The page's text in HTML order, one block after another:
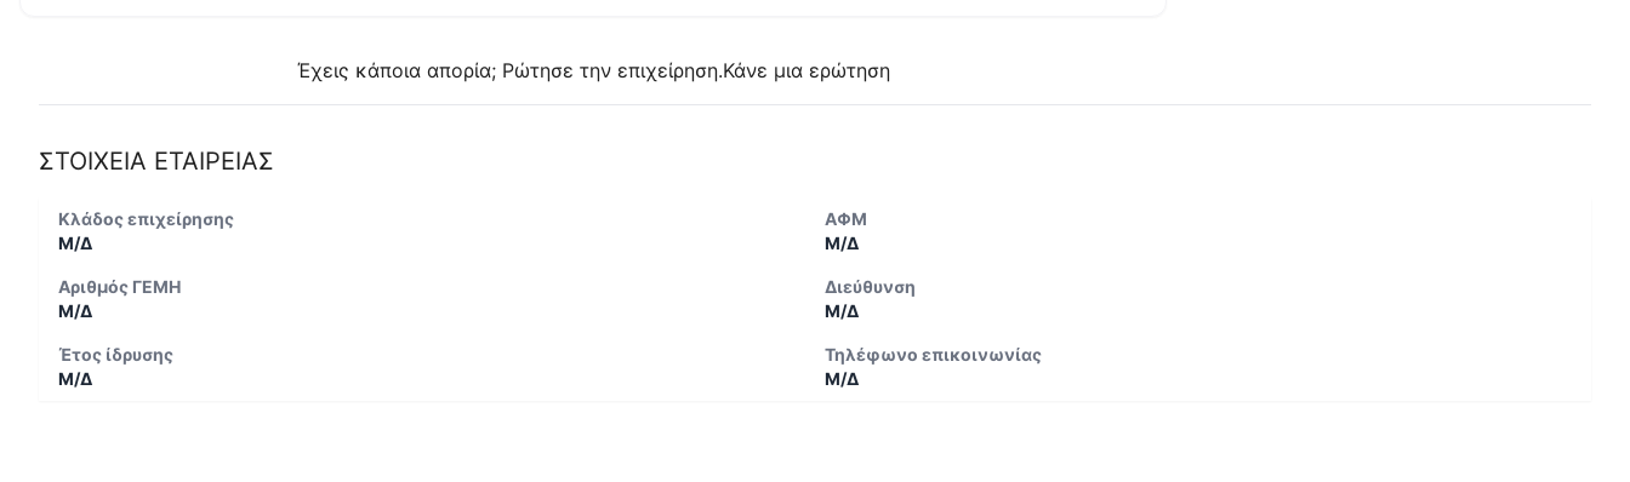
Έχεις κάποια απορία; Ρώτησε την επιχείρηση.Κάνε μια ερώτηση
ΣΤΟΙΧΕΙΑ ΕΤΑΙΡΕΙΑΣ
Κλάδος επιχείρησης
Μ/Δ
ΑΦΜ
Μ/Δ
Αριθμός ΓΕΜΗ
Μ/Δ
Διεύθυνση
Μ/Δ
Έτος ίδρυσης
Μ/Δ
Τηλέφωνο επικοινωνίας
Μ/Δ